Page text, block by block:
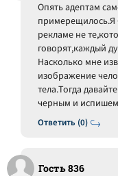
Ответить (0)
Опять адептам
примерещилось.Я
рекламе не
говорят,каждый
Насколько мне
изображение
тела.Тогда
черным и
Гость 836